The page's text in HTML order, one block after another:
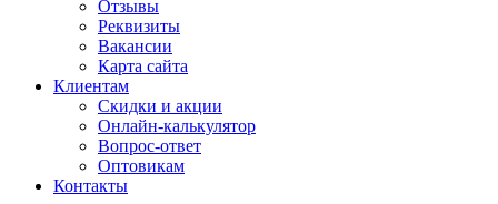
Отзывы
Реквизиты
Вакансии
Карта сайта
Клиентам
Скидки и акции
Онлайн-калькулятор
Вопрос-ответ
Оптовикам
Контакты